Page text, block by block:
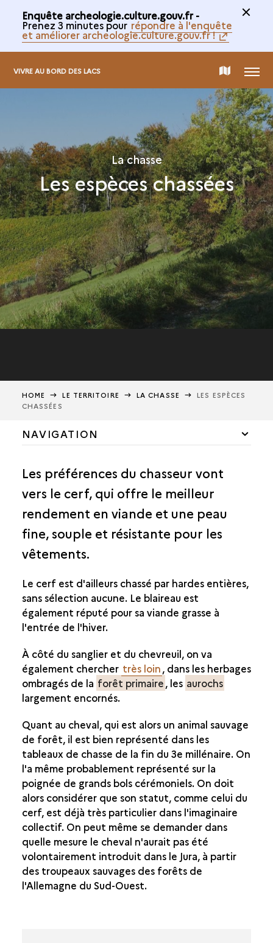
Enquête archeologie.culture.gouv.fr -
Prenez 3 minutes pour répondre à l'enquête
et améliorer archeologie.culture.gouv.fr !
VIVRE AU BORD DES LACS CARTE
DE
LA
COLLECTION
MENU
La chasse
Les espèces chassées
HOME LE TERRITOIRE LA CHASSE
LES ESPÈCES
CHASSÉES
NAVIGATION
L’AGRICULTURE
LA PÊCHE
LA CHASSE
LES ESPÈCES CHASSÉES
LA PANOPLIE DU CHASSEUR
LE TERRITOIRE DE CHASSE
L’EXPLOITATION DE LA FORÊT
Les préférences du chasseur vont
vers le cerf, qui offre le meilleur
rendement en viande et une peau
fine, souple et résistante pour les
vêtements.
Le cerf est d'ailleurs chassé par hardes entières,
sans sélection aucune. Le blaireau est
également réputé pour sa viande grasse à
l'entrée de l'hiver.
À côté du sanglier et du chevreuil, on va
également chercher très loin, dans les herbages
ombragés de la forêt primaire, les aurochs
largement encornés.
Quant au cheval, qui est alors un animal sauvage
de forêt, il est bien représenté dans les
tableaux de chasse de la fin du 3e millénaire. On
l'a même probablement représenté sur la
poignée de grands bols cérémoniels. On doit
alors considérer que son statut, comme celui du
cerf, est déjà très particulier dans l'imaginaire
collectif. On peut même se demander dans
quelle mesure le cheval n'aurait pas été
volontairement introduit dans le Jura, à partir
des troupeaux sauvages des forêts de
l'Allemagne du Sud-Ouest.